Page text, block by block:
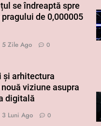
se îndreaptă spre
de 0,000005
5 Zile Ago 0
și arhitectura
viziune asupra
digitală
3 Luni Ago 0